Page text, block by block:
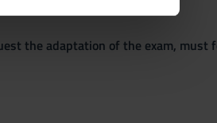
the adaptation of the exam, must